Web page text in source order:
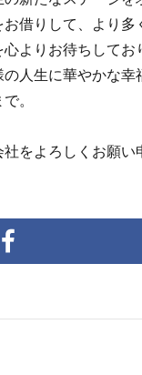
借りして、より多
よりお待ちしてお
人生に華やかな幸
で。
をよろしくお願い